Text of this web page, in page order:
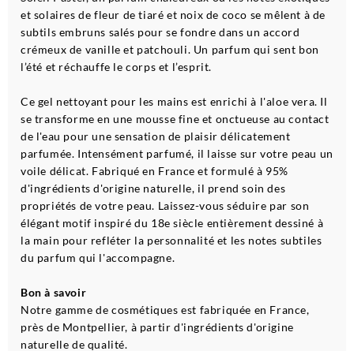
et solaires de fleur de tiaré et noix de coco se mêlent à de
subtils embruns salés pour se fondre dans un accord
crémeux de vanille et patchouli. Un parfum qui sent bon
l’été et réchauffe le corps et l’esprit.
Ce gel nettoyant pour les mains est enrichi à l'aloe vera. Il
se transforme en une mousse fine et onctueuse au contact
de l'eau pour une sensation de plaisir délicatement
parfumée. Intensément parfumé, il laisse sur votre peau un
voile délicat. Fabriqué en France et formulé à 95%
d'ingrédients d'origine naturelle, il prend soin des
propriétés de votre peau. Laissez-vous séduire par son
élégant motif inspiré du 18e siècle entièrement dessiné à
la main pour refléter la personnalité et les notes subtiles
du parfum qui l'accompagne.
Bon à savoir
Notre gamme de cosmétiques est fabriquée en France,
près de Montpellier, à partir d'ingrédients d'origine
naturelle de qualité.